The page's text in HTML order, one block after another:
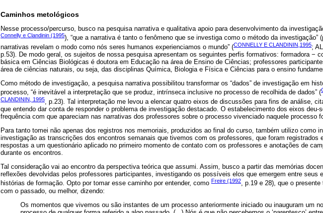
Caminhos metológicos
Nesse processo/percurso, busco na pesquisa narrativa e qualitativa apoio para desenvolvimento da
Connelly e Clandinin (1995), “que a narrativa é tanto o fenômeno que se investiga como o método da investigação”
narrativas revelam o modo como nós seres humanos experienciamos o mundo” (CONNELLY E CLANDININ,1995;
p.53). De modo geral, os sujeitos de nossa pesquisa apresentam os seguintes perfis formativos: formadora −
básica em Ciências Biológicas é doutora em Educação na área de Ensino de Ciências; professores
área de ciências naturais, ou seja, das disciplinas Química, Biologia e Física e Ciências para o ensino
Como método de investigação, a pesquisa narrativa possibilitou transformar os “dados” de investigação em
processo, “é inevitável a interpretação que se produz, intrínseca inclusive no processo de recolhida de dados” (
CLANDININ, 1995
, p.23). Tal interpretação me levou a elencar quatro eixos de discussões para fins de análise,
que entendo dar conta de responder o problema de investigação destacado. O estabelecimento dos eixos deu-
frequência com que apareciam nas narrativas dos professores sobre o processo vivenciado naquele processo
Para tanto tomei não apenas dos registros nos memoriais, produzidos ao final do curso, também utilizo como
investigação as transcrições dos encontros semanais que tivemos com os professores, que foram registrados
respostas a um questionário aplicado no primeiro momento de contato com os professores e anotações de
durante os encontros.
Tal consideração vai ao encontro da perspectiva teórica que assumi. Assim, busco a partir das memórias
reflexões devolvidas pelos professores participantes, investigando os possíveis elos que emergem entre seus
histórias de formação. Opto por tomar esse caminho por entender, como Freire (1992, p.19 e 28), que o
com o passado, ou melhor, dizendo:
Os momentos que vivemos ou são instantes de um processo anteriormente iniciado ou inauguram um